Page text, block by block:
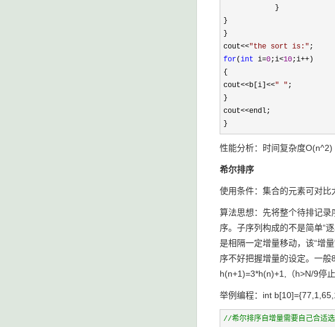
}
}
}
cout<<"the sort is: " ;
for(int i=0;i<10;i++ )
{
cout<<b[i] <<" " ;
}
cout<<endl;
}
性能分析：时间复杂度O(n^2)
希尔排序
使用条件：集合的元素可对比
算法思想：先将整个待排记录
序。子序列构成的不是简单“
是相隔一定增量移动，该“增
序不好把握增量的设定。一般
h(n+1)=3*h(n)+1,（h>N/9停
举例编程：int
//希尔排序自增量需要自己合适